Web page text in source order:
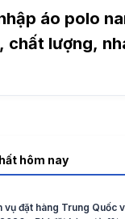
áo polo
chất lượng,
hôm nay
vụ đặt hàng Trung Quốc